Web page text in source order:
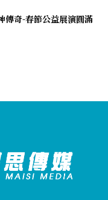
傳奇-春節公益展演圓滿